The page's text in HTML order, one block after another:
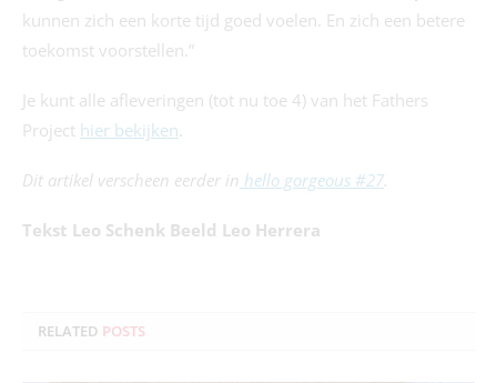
kunnen zich een korte tijd goed voelen. En zich een betere
toekomst voorstellen.”
Je kunt alle afleveringen (tot nu toe 4) van het Fathers
Project hier bekijken
Dit artikel verscheen eerder in hello gorgeous #27.
Tekst Leo Schenk Beeld Leo Herrera
RELATED POSTS